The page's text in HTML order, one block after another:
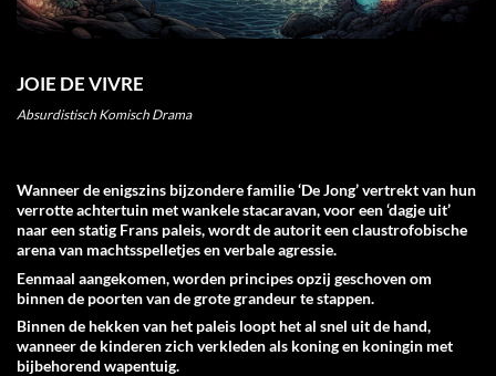
JOIE DE VIVRE
Absurdistisch Komisch Drama
Wanneer de enigszins bijzondere familie ‘De Jong’ vertrekt van hun
verrotte achtertuin met wankele stacaravan, voor een ‘dagje uit’
naar een statig Frans paleis, wordt de autorit een claustrofobische
arena van machtsspelletjes en verbale agressie.
Eenmaal aangekomen, worden principes opzij geschoven om
binnen de poorten van de grote grandeur te stappen.
Binnen de hekken van het paleis loopt het al snel uit de hand,
wanneer de kinderen zich verkleden als koning en koningin met
bijbehorend wapentuig.